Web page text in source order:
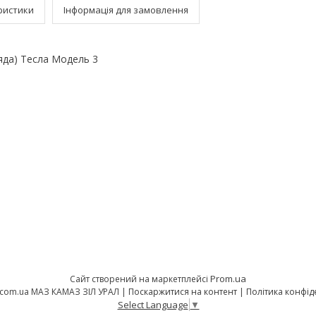
Інформація для замовлення
Тесла Модель 3
Сайт створений на маркетплейсі Prom.ua
orion-opt.com.ua МАЗ КАМАЗ ЗІЛ УРАЛ | Поскаржитися на контент | Політика
Select Language ▼